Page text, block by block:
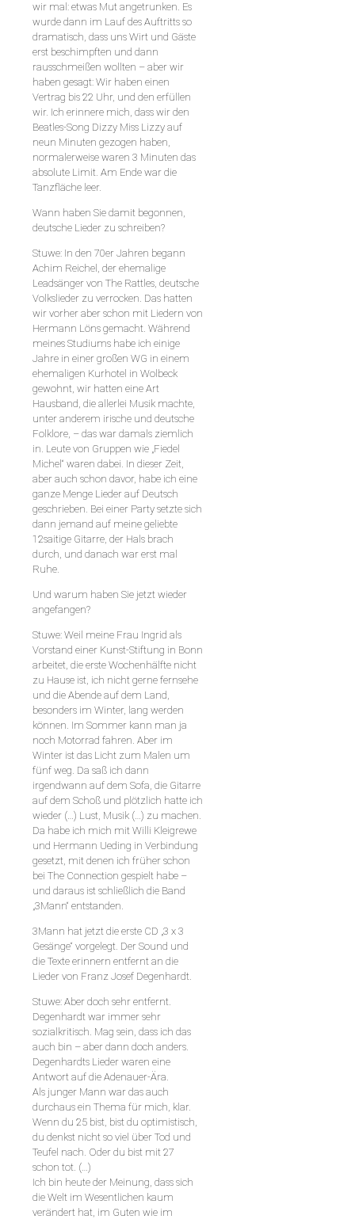
wir mal: etwas Mut angetrunken. Es
wurde dann im Lauf des Auftritts so
dramatisch, dass uns Wirt und Gäste
erst beschimpften und dann
rausschmeißen wollten – aber wir
haben gesagt: Wir haben einen
Vertrag bis 22 Uhr, und den erfüllen
wir. Ich erinnere mich, dass wir den
Beatles-Song Dizzy Miss Lizzy auf
neun Minuten gezogen haben,
normalerweise waren 3 Minuten das
absolute Limit. Am Ende war die
Tanzfläche leer.
Wann haben Sie damit begonnen,
deutsche Lieder zu schreiben?
Stuwe: In den 70er Jahren begann
Achim Reichel, der ehemalige
Leadsänger von The Rattles, deutsche
Volkslieder zu verrocken. Das hatten
wir vorher aber schon mit Liedern von
Hermann Löns gemacht. Während
meines Studiums habe ich einige
Jahre in einer großen WG in einem
ehemaligen Kurhotel in Wolbeck
gewohnt, wir hatten eine Art
Hausband, die allerlei Musik machte,
unter anderem irische und deutsche
Folklore, – das war damals ziemlich
in. Leute von Gruppen wie „Fiedel
Michel“ waren dabei. In dieser Zeit,
aber auch schon davor, habe ich eine
ganze Menge Lieder auf Deutsch
geschrieben. Bei einer Party setzte sich
dann jemand auf meine geliebte
12saitige Gitarre, der Hals brach
durch, und danach war erst mal
Ruhe.
Und warum haben Sie jetzt wieder
angefangen?
Stuwe: Weil meine Frau Ingrid als
Vorstand einer Kunst-Stiftung in Bonn
arbeitet, die erste Wochenhälfte nicht
zu Hause ist, ich nicht gerne fernsehe
und die Abende auf dem Land,
besonders im Winter, lang werden
können. Im Sommer kann man ja
noch Motorrad fahren. Aber im
Winter ist das Licht zum Malen um
fünf weg. Da saß ich dann
irgendwann auf dem Sofa, die Gitarre
auf dem Schoß und plötzlich hatte ich
wieder (…) Lust, Musik (…) zu machen.
Da habe ich mich mit Willi Kleigrewe
und Hermann Ueding in Verbindung
gesetzt, mit denen ich früher schon
bei The Connection gespielt habe –
und daraus ist schließlich die Band
„3Mann“ entstanden.
3Mann hat jetzt die erste CD „3 x 3
Gesänge“ vorgelegt. Der Sound und
die Texte erinnern entfernt an die
Lieder von Franz Josef Degenhardt.
Stuwe: Aber doch sehr entfernt.
Degenhardt war immer sehr
sozialkritisch. Mag sein, dass ich das
auch bin – aber dann doch anders.
Degenhardts Lieder waren eine
Antwort auf die Adenauer-Ära.
Als junger Mann war das auch
durchaus ein Thema für mich, klar.
Wenn du 25 bist, bist du optimistisch,
du denkst nicht so viel über Tod und
Teufel nach. Oder du bist mit 27
schon tot. (…)
Ich bin heute der Meinung, dass sich
die Welt im Wesentlichen kaum
verändert hat, im Guten wie im